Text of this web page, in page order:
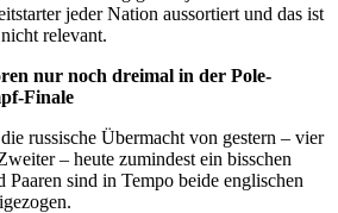
jeder Nation aussortiert und das ist
relevant.
nur noch dreimal in der Pole-
Finale
russische Übermacht von gestern – vier
– heute zumindest ein bisschen
sind in Tempo beide englischen